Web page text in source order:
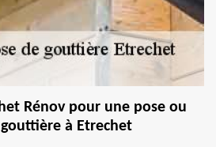
Rénov pour une pose ou
à Etrechet